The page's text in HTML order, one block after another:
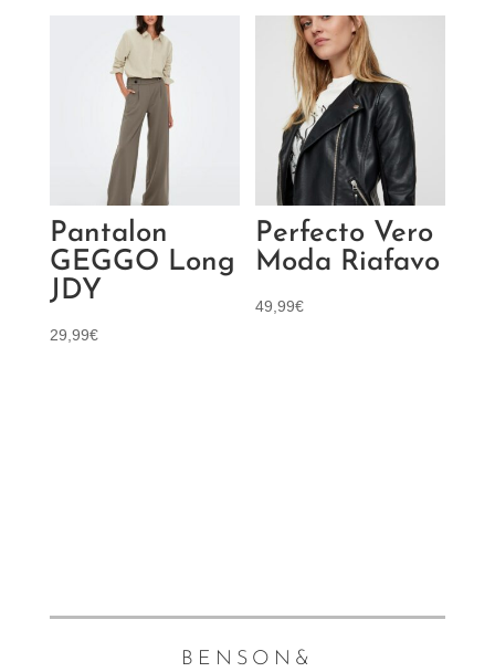
Pantalon
GEGGO Long
JDY
29,99€
Perfecto Vero
Moda Riafavo
49,99€
BENSON&